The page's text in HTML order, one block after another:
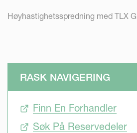
Høyhastighetsspredning med TLX
RASK NAVIGERING
Finn En Forhandler
Søk På Reservedeler